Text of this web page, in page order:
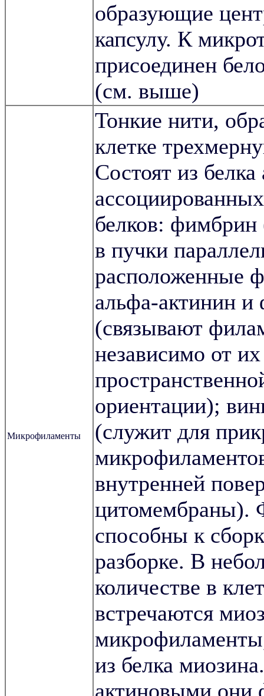
образующие
капсулу. К
присоединен
(см. выше)
Микрофиламенты
Тонкие нити,
клетке
Состоят из белка
белков: фимбрин
в пучки
расположенные
альфа-актинин
(связывают
независимо от их
ориентации);
(служит для
внутренней
цитомембраны).
способны к
разборке. В
количестве в
встречаются
из белка
актиновыми они